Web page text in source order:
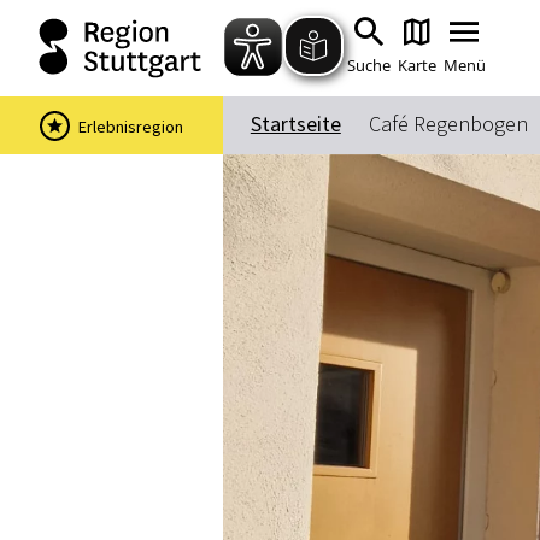
Suche Karte Menü
Startseite Café Regenbogen
Erlebnisregion